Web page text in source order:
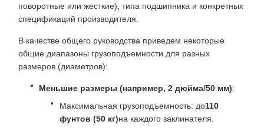
поворотные или жесткие), типа подшипника и конкретных
спецификаций производителя.
В качестве общего руководства приведем некоторые
общие диапазоны грузоподъемности для разных
размеров (диаметров):
Меньшие размеры (например, 2 дюйма/50 мм):
Максимальная грузоподъемность: до110
фунтов (50 кг)на каждого заклинателя.